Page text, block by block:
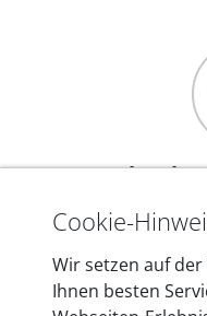
Mehr als
In den Kfz-
entwickeln wir
Berlin laufend
Cookie-
Wir setzen auf
Ihnen besten